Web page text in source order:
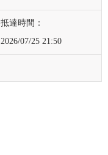
2026/07/25 21:50